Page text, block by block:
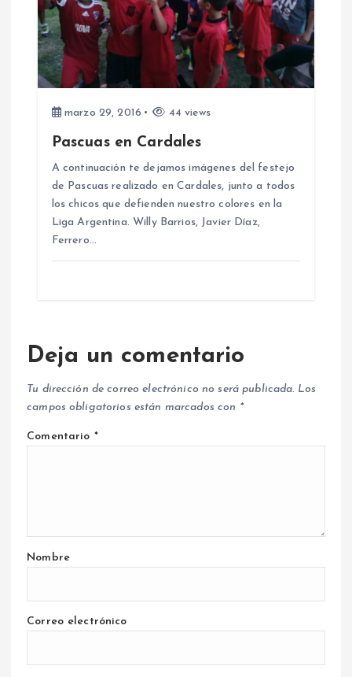
marzo 29, 2016 44 views
Pascuas en Cardales
A continuación te dejamos imágenes del festejo
de Pascuas realizado en Cardales, junto a todos
los chicos que defienden nuestro colores en la
Liga Argentina. Willy Barrios, Javier Díaz,
Ferrero…
Deja un comentario
Tu dirección de correo electrónico no será publicada. Los
campos obligatorios están marcados con *
Comentario *
Nombre
Correo electrónico